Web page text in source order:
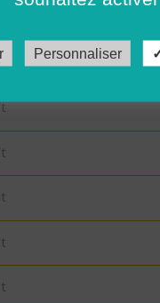
Personnaliser